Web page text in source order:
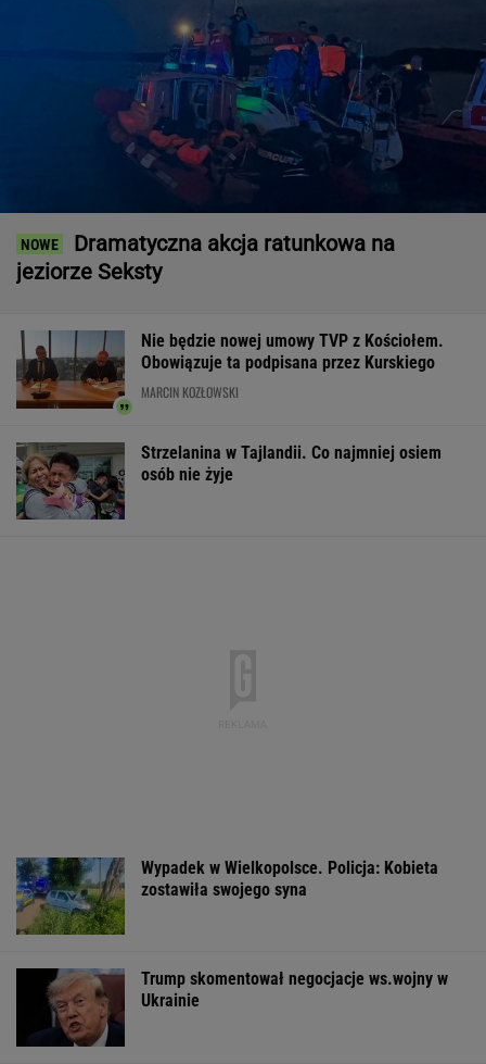
Dramatyczna akcja ratunkowa na
jeziorze Seksty
Nie będzie nowej umowy TVP z Kościołem.
Obowiązuje ta podpisana przez Kurskiego
MARCIN KOZŁOWSKI
Strzelanina w Tajlandii. Co najmniej osiem
osób nie żyje
Wypadek w Wielkopolsce. Policja: Kobieta
zostawiła swojego syna
Trump skomentował negocjacje ws.wojny w
Ukrainie